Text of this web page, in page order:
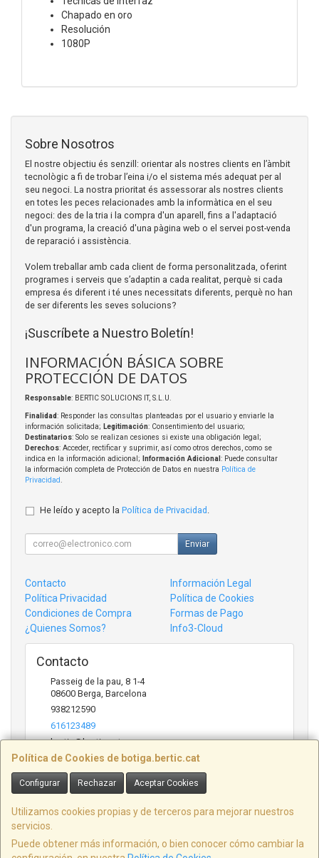
Chapado en oro
Resolución
1080P
Política de Cookies de botiga.bertic.cat
Configurar Rechazar Aceptar Cookies
Utilizamos cookies propias y de terceros para mejorar nuestros
servicios.
Puede obtener más información, o bien conocer cómo cambiar la
Sobre Nosotros
El nostre objectiu és senzill: orientar als nostres clients en l’àmbit
tecnològic a fi de trobar l’eina i/o el sistema més adequat per al
seu negoci. La nostra prioritat és assessorar als nostres clients
en totes les peces relacionades amb la informàtica en el seu
negoci: des de la tria i la compra d'un aparell, fins a l'adaptació
d'un programa, la creació d'una pàgina web o el servei post-venda
de reparació i assistència.
Volem treballar amb cada client de forma personalitzada, oferint
programes i serveis que s’adaptin a cada realitat, perquè si cada
empresa és diferent i té unes necessitats diferents, perquè no han
de ser diferents les seves solucions?
¡Suscríbete a Nuestro Boletín!
INFORMACIÓN BÁSICA SOBRE
PROTECCIÓN DE DATOS
Responsable: BERTIC SOLUCIONS IT, S.L.U.
Finalidad: Responder las consultas planteadas por el usuario y enviarle la
información solicitada; Legitimación: Consentimiento del usuario;
Destinatarios: Solo se realizan cesiones si existe una obligación legal;
Derechos: Acceder, rectificar y suprimir, así como otros derechos, como se
indica en la información adicional;
Información Adicional : Puede consultar
la información completa de Protección de Datos en nuestra Política de
Privacidad
He leído y acepto la Política de Privacidad
Enviar
Contacto
Información Legal
Política Privacidad
Política de Cookies
Condiciones de Compra
Formas de Pago
¿Quienes Somos?
Info3-Cloud
Contacto
Passeig de la pau, 8 1-4
08600 Berga Barcelona
938212590
616123489
bertic@bertic.cat
Horario
Lunes a Viernes (9h-14h | 15h-18h)